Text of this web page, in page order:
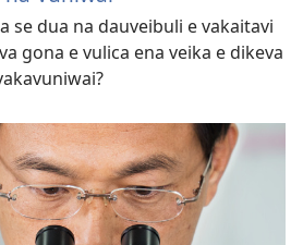
se dua na dauveibuli e vakaitavi
gona e vulica ena veika e dikeva